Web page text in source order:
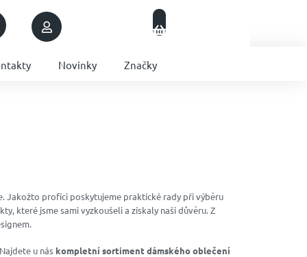
Novinky Značky
Jakožto profíci poskytujeme praktické rady při výběru
které jsme sami vyzkoušeli a získaly naši důvěru. Z
u nás kompletní sortiment dámského oblečení